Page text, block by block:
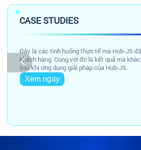
CASE STUDIES
Đây là các tình huống thực tế mà Hub-JS
khách hàng. Cùng với đó là kết quả mà
sau khi ứng dụng giải pháp của Hub-JS.
Xem ngay